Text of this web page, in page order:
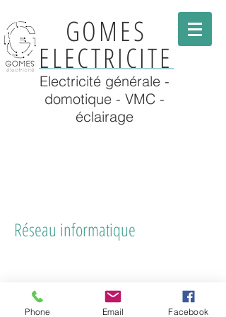
GOMES
ELECTRICITE
Electricité générale -
domotique - VMC -
éclairage
Réseau informatique
Phone Email Facebook